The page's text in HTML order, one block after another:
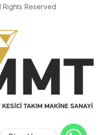
Rights Reserved